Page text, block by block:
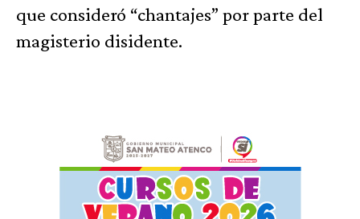
que consideró “chantajes” por parte del
magisterio disidente.